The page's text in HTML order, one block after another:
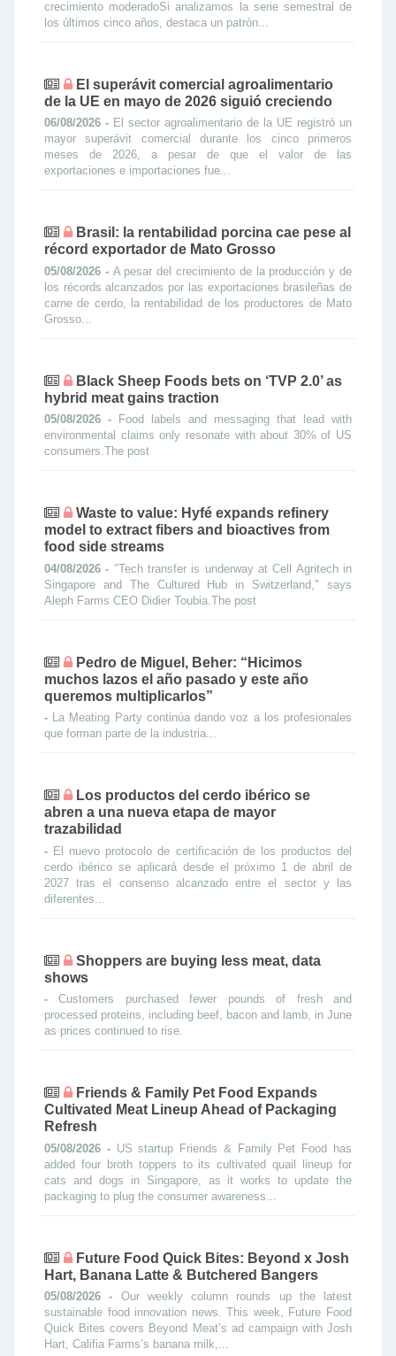
crecimiento moderadoSi analizamos la serie semestral de
los últimos cinco años, destaca un patrón...
El superávit comercial agroalimentario
de la UE en mayo de 2026 siguió creciendo
06/08/2026 - El sector agroalimentario de la UE registró un
mayor superávit comercial durante los cinco primeros
meses de 2026, a pesar de que el valor de las
exportaciones e importaciones fue...
Brasil: la rentabilidad porcina cae pese al
récord exportador de Mato Grosso
05/08/2026 - A pesar del crecimiento de la producción y de
los récords alcanzados por las exportaciones brasileñas de
carne de cerdo, la rentabilidad de los productores de Mato
Grosso...
Black Sheep Foods bets on ‘TVP 2.0’ as
hybrid meat gains traction
05/08/2026 -
Food labels and messaging that lead with
environmental claims only resonate with about 30% of US
consumers.The post
Waste to value: Hyfé expands refinery
model to extract fibers and bioactives from
food side streams
04/08/2026 - "Tech transfer is underway at Cell Agritech in
Singapore and The Cultured Hub in Switzerland," says
Aleph Farms CEO Didier Toubia.The post
Pedro de Miguel, Beher: “Hicimos
muchos lazos el año pasado y este año
queremos multiplicarlos”
- La Meating Party continúa dando voz a los profesionales
que forman parte de la industria...
Los productos del cerdo ibérico se
abren a una nueva etapa de mayor
trazabilidad
- El nuevo protocolo de certificación de los productos del
cerdo ibérico se aplicará desde el próximo 1 de abril de
2027 tras el consenso alcanzado entre el sector y las
diferentes...
Shoppers are buying less meat, data
shows
-Customers purchased fewer pounds of fresh and
processed proteins, including beef, bacon and lamb, in June
as prices continued to rise.
Friends & Family Pet Food Expands
Cultivated Meat Lineup Ahead of Packaging
Refresh
05/08/2026 - US startup Friends & Family Pet Food has
added four broth toppers to its cultivated quail lineup for
cats and dogs in Singapore, as it works to update the
packaging to plug the consumer awareness...
Future Food Quick Bites: Beyond x Josh
Hart, Banana Latte & Butchered Bangers
05/08/2026 - Our weekly column rounds up the latest
sustainable food innovation news. This week, Future Food
Quick Bites covers Beyond Meat’s ad campaign with Josh
Hart, Califia Farms’s banana milk,...